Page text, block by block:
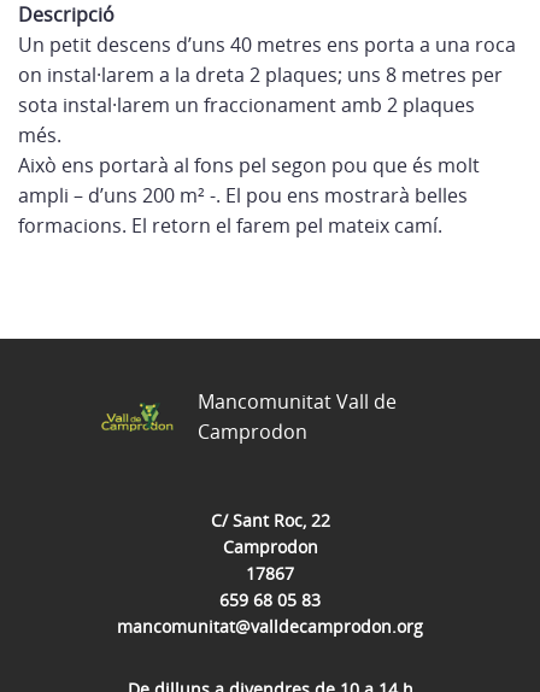
Descripció
Un petit descens d’uns 40 metres ens porta a una roca
on instal·larem a la dreta 2 plaques; uns 8 metres per
sota instal·larem un fraccionament amb 2 plaques
més.
Això ens portarà al fons pel segon pou que és molt
ampli – d’uns 200 m² -. El pou ens mostrarà belles
formacions. El retorn el farem pel mateix camí.
C/ Sant Roc, 22
Camprodon
17867
659 68 05 83
mancomunitat@valldecamprodon.org
Mancomunitat Vall de
Camprodon